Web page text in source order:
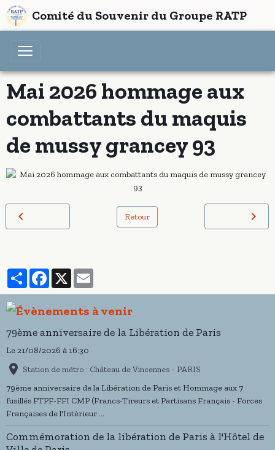
Comité du Souvenir du Groupe RATP
Mai 2026 hommage aux
combattants du maquis
de mussy grancey 93
Retour
PartagerFacebook
X
79ème anniversaire de la Libération de Paris
Le 21/08/2026 à 16:30
Station de métro : Château de Vincennes - PARIS
79ème anniversaire de la Libération de Paris et Hommage aux 7
fusillés FTPF-FFI CMP (Francs-Tireurs et Partisans Français - Forces
Françaises de l'Intèrieur ...
Commémoration de la libération de Paris à l'Hôtel de